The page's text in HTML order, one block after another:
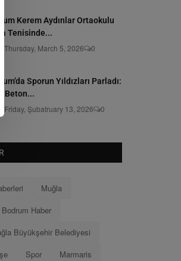
Kerem Aydınlar Ortaokulu
Tenisinde...
Thursday, March 5, 2026 0
Sporun Yıldızları Parladı:
Beton...
Friday, Şubatruary 13, 2026 0
Muğla
Bodrum Haber
Büyükşehir Belediyesi
Spor
Marmaris